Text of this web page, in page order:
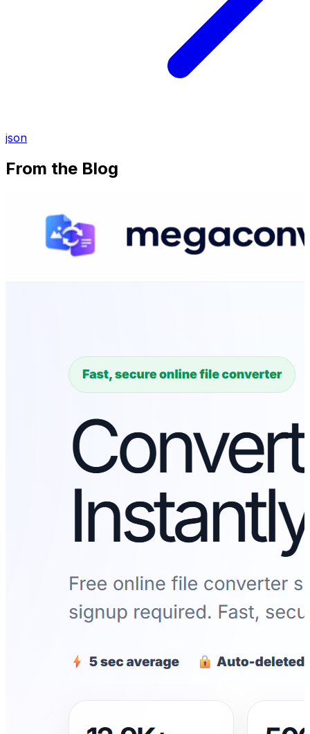
json
From the Blog